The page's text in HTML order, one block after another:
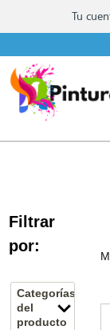
Tu
Filtrar
por:
Categorías
del
producto